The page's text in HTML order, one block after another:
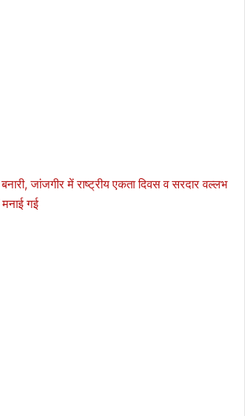
जांजगीर में राष्ट्रीय एकता दिवस व सरदार वल्लभ
गई